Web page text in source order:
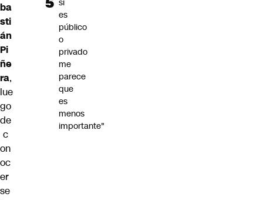
ba
sti
án
Pi
ñe
ra,
lue
go
de
c
on
oc
er
se
si
es
público
o
privado
me
parece
que
es
menos
importante"